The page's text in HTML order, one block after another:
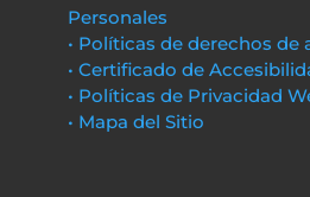
Personales
• Políticas de derechos de
• Certificado de
• Políticas de Privacidad
• Mapa del Sitio